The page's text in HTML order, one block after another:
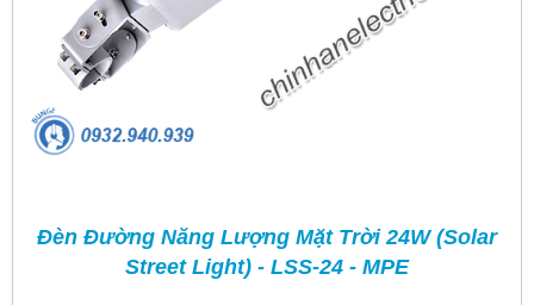
Đèn Đường Năng Lượng Mặt Trời 24W (Solar
Street Light) - LSS-24 - MPE